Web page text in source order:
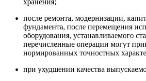
хранения;
после ремонта, модернизации,
фундамента, после перемещения
оборудования, устанавливаемого
перечисленные операции могут
нормированных точностных
при ухудшении качества